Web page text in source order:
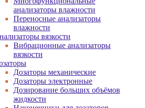
анализаторы влажности
Переносные анализаторы
влажности
вязкости
Вибрационные анализаторы
вязкости
Дозаторы механические
Дозаторы электронные
Дозирование больших объёмов
жидкости